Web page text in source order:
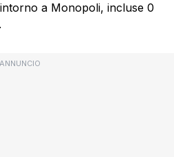
a Monopoli, incluse 0
ANNUNCIO